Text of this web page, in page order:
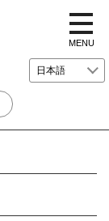
t
o
g
g
e
i
i
MENU